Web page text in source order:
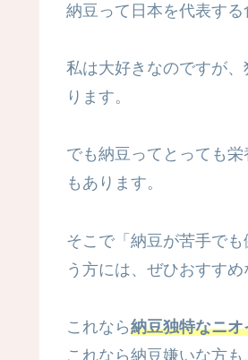
納豆って日本を代表する
私は大好きなのですが
ります。
でも納豆ってとっても
もあります。
そこで「納豆が苦手で
う方には、ぜひおすす
これなら納豆独特なニ
これなら納豆嫌いな方